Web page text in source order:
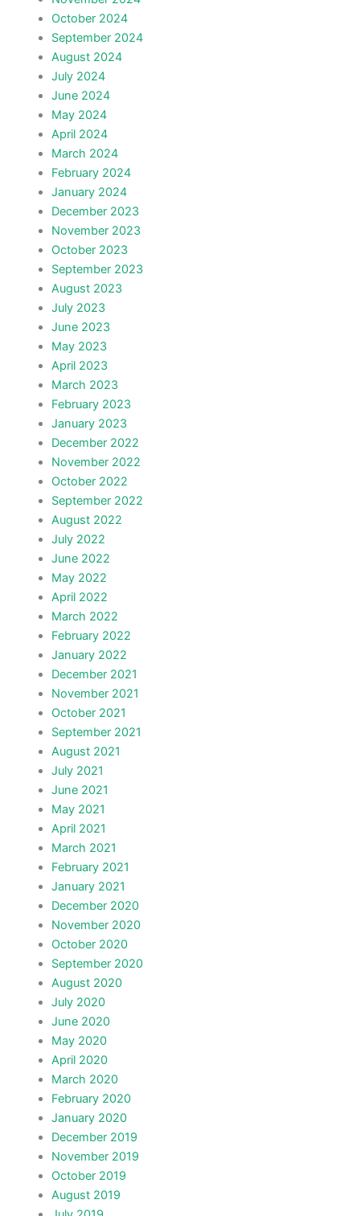
October 2024
September 2024
August 2024
July 2024
June 2024
May 2024
April 2024
March 2024
February 2024
January 2024
December 2023
November 2023
October 2023
September 2023
August 2023
July 2023
June 2023
May 2023
April 2023
March 2023
February 2023
January 2023
December 2022
November 2022
October 2022
September 2022
August 2022
July 2022
June 2022
May 2022
April 2022
March 2022
February 2022
January 2022
December 2021
November 2021
October 2021
September 2021
August 2021
July 2021
June 2021
May 2021
April 2021
March 2021
February 2021
January 2021
December 2020
November 2020
October 2020
September 2020
August 2020
July 2020
June 2020
May 2020
April 2020
March 2020
February 2020
January 2020
December 2019
November 2019
October 2019
August 2019